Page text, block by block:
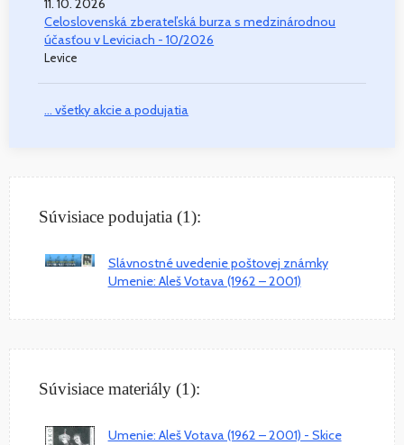
11. 10. 2026
Celoslovenská zberateľská burza s medzinárodnou
účasťou v Leviciach - 10/2026
Levice
... všetky akcie a podujatia
Súvisiace podujatia (1):
Slávnostné uvedenie poštovej známky
Umenie: Aleš Votava (1962 – 2001)
Súvisiace materiály (1):
Umenie: Aleš Votava (1962 – 2001) - Skice